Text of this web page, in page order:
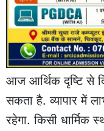
आज आर्थिक दृष्टि से
सकता है. व्यापार में
रहेगा. किसी धार्मिक